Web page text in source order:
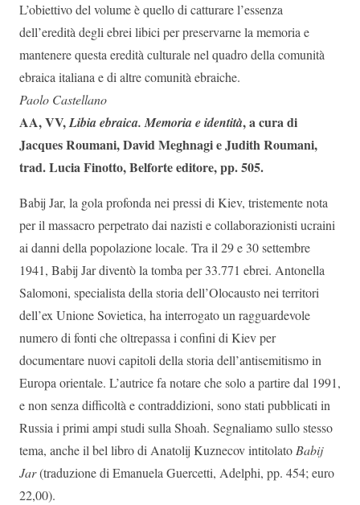
L’obiettivo del volume è quello di catturare l’essenza
dell’eredità degli ebrei libici per preservarne la memoria e
mantenere questa eredità culturale nel quadro della comunità
ebraica italiana e di altre comunità ebraiche.
Paolo Castellano
AA, VV,Libia ebraica. Memoria e identità, a cura di
Jacques Roumani, David Meghnagi e Judith Roumani,
trad. Lucia Finotto, Belforte editore, pp. 505.
Babij Jar, la gola profonda nei pressi di Kiev, tristemente nota
per il massacro perpetrato dai nazisti e collaborazionisti ucraini
ai danni della popolazione locale. Tra il 29 e 30 settembre
1941, Babij Jar diventò la tomba per 33.771 ebrei. Antonella
Salomoni, specialista della storia dell’Olocausto nei territori
dell’ex Unione Sovietica, ha interrogato un ragguardevole
numero di fonti che oltrepassa i confini di Kiev per
documentare nuovi capitoli della storia dell’antisemitismo in
Europa orientale. L’autrice fa notare che solo a partire dal 1991,
e non senza difficoltà e contraddizioni, sono stati pubblicati in
Russia i primi ampi studi sulla Shoah. Segnaliamo sullo stesso
tema, anche il bel libro di Anatolij Kuznecov intitolatoBabij
Jar(traduzione di Emanuela Guercetti, Adelphi, pp. 454; euro
22,00).